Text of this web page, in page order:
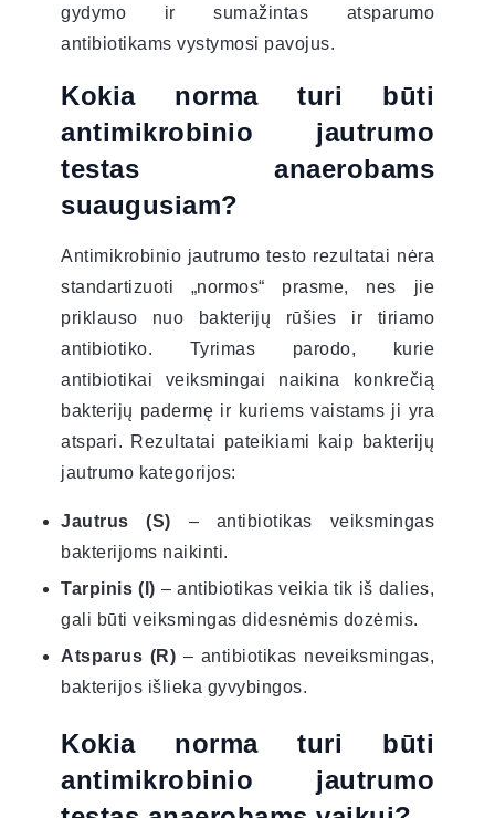
gydymo ir sumažintas atsparumo
antibiotikams vystymosi pavojus.
Kokia norma turi būti
antimikrobinio jautrumo
testas anaerobams
suaugusiam?
Antimikrobinio jautrumo testo rezultatai nėra
standartizuoti „normos“ prasme, nes jie
priklauso nuo bakterijų rūšies ir tiriamo
antibiotiko. Tyrimas parodo, kurie
antibiotikai veiksmingai naikina konkrečią
bakterijų padermę ir kuriems vaistams ji yra
atspari. Rezultatai pateikiami kaip bakterijų
jautrumo kategorijos:
Jautrus (S) – antibiotikas veiksmingas
bakterijoms naikinti.
Tarpinis (I) – antibiotikas veikia tik iš dalies,
gali būti veiksmingas didesnėmis dozėmis.
Atsparus (R) – antibiotikas neveiksmingas,
bakterijos išlieka gyvybingos.
Kokia norma turi būti
antimikrobinio jautrumo